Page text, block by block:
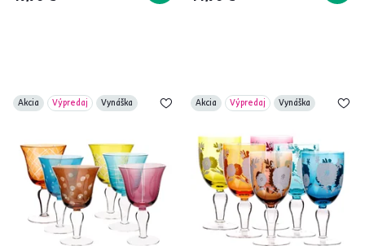
Akcia Výpredaj Vynáška Akcia Výpredaj Vynáška